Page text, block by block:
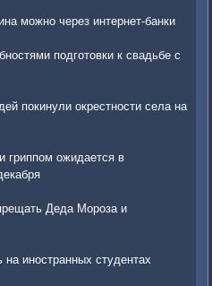
можно через интернет-банки
подготовки к свадьбе с
покинули окрестности села на
гриппом ожидается в
Деда Мороза и
иностранных студентах